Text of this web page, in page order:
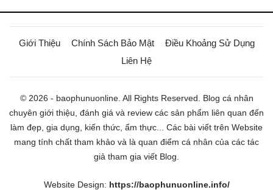
Giới Thiệu Chính Sách Bảo Mật
Điều Khoảng Sử Dụng
Liên Hệ
© 2026 - baophunuonline. All Rights Reserved. Blog cá nhân
chuyên giới thiệu, đánh giá và review các sản phẩm liên quan đến
làm đẹp, gia dụng, kiến thức, ẩm thực... Các bài viết trên Website
mang tính chất tham khảo và là quan điểm cá nhân của các tác
giả tham gia viết Blog.
Website Design: https://baophunuonline.info/